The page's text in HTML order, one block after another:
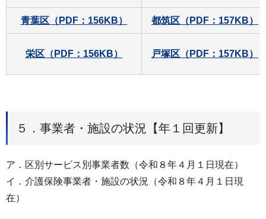
青葉区（PDF：156KB） 都筑区（PDF：157KB）
栄区（PDF：156KB） 戸塚区（PDF：157KB）
５．事業者・施設の状況【年１回更新】
ア．区別サービス別事業者数（令和８年４月１日現在）
イ．介護保険事業者・施設の状況（令和８年４月１日現
在）